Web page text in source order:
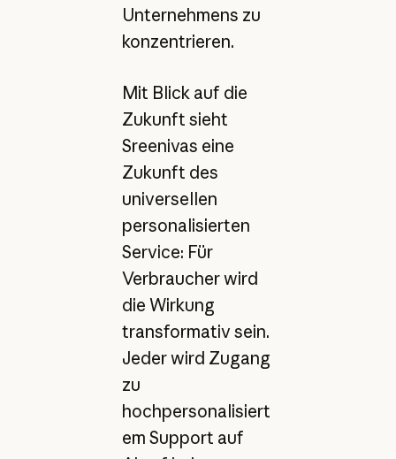
Unternehmens zu
konzentrieren.
Mit Blick auf die
Zukunft sieht
Sreenivas eine
Zukunft des
universellen
personalisierten
Service: Für
Verbraucher wird
die Wirkung
transformativ sein.
Jeder wird Zugang
zu
hochpersonalisiert
em Support auf